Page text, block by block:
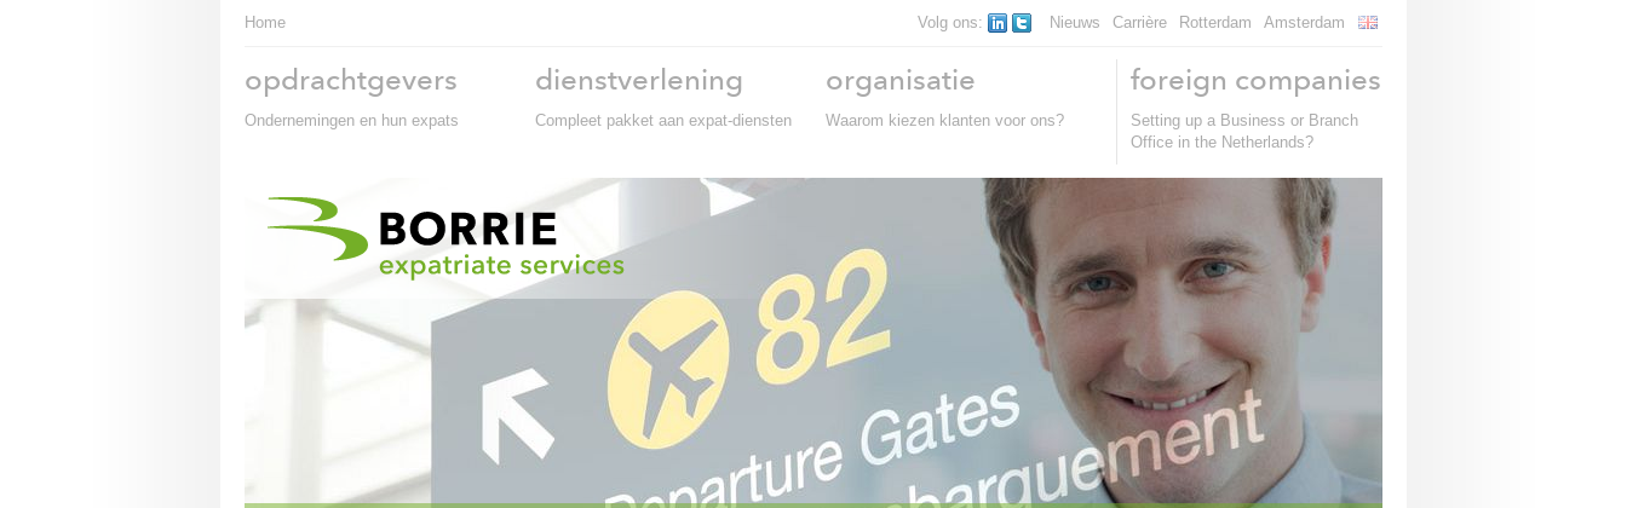
Home Volg ons: Nieuws Carrière Rotterdam Amsterdam
opdrachtgevers
Ondernemingen en hun expats
dienstverlening
Compleet pakket aan expat-diensten
organisatie
Waarom kiezen klanten voor ons?
foreign companies
Setting up a Business or Branch
Office in the Netherlands?